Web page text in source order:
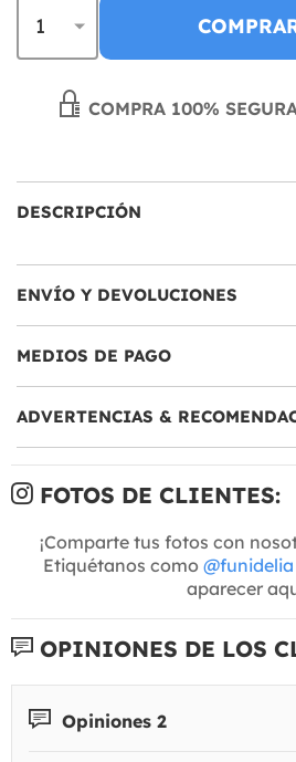
COMPRA 100%
DESCRIPCIÓN
ENVÍO Y DEVOLUCIONES
MEDIOS DE PAGO
ADVERTENCIAS &
FOTOS DE CLIENTES:
¡Comparte tus fotos con
Etiquétanos como @funidelia
aparecer
OPINIONES DE LOS
Opiniones 2